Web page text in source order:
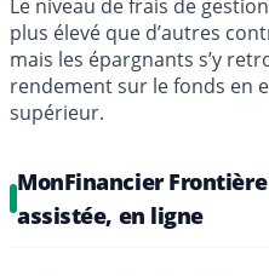
Le niveau de frais de
plus élevé que d’autres
mais les épargnants s’y
rendement sur le fonds en
supérieur.
MonFinancier
assistée, en ligne